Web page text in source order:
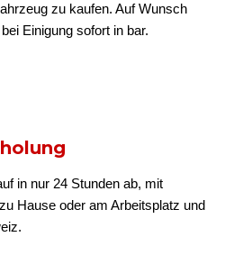
zu kaufen. Auf Wunsch
Einigung sofort in bar.
in nur 24 Stunden ab, mit
Hause oder am Arbeitsplatz und